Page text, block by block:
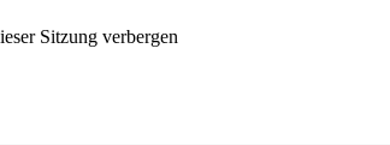
Sitzung verbergen